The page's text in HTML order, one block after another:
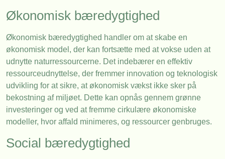
Økonomisk bæredygtighed
Økonomisk bæredygtighed handler om at skabe en
økonomisk model, der kan fortsætte med at vokse uden at
udnytte naturressourcerne. Det indebærer en effektiv
ressourceudnyttelse, der fremmer innovation og teknologisk
udvikling for at sikre, at økonomisk vækst ikke sker på
bekostning af miljøet. Dette kan opnås gennem grønne
investeringer og ved at fremme cirkulære økonomiske
modeller, hvor affald minimeres, og ressourcer genbruges.
Social bæredygtighed